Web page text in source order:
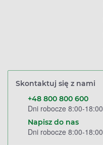
Skontaktuj się z nami
+48 800 800 600
Dni robocze 8:00-18:00
Napisz do nas
Dni robocze 8:00-18:00